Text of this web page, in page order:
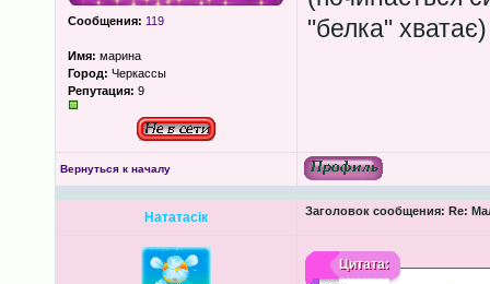
Сообщения: 119
Имя: марина
Город: Черкассы
Репутация: 9
"белка"
Вернуться к началу
Нататасік Заголовок сообщения: Re:
Цитата: